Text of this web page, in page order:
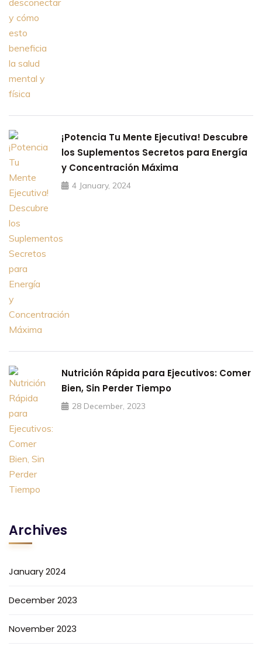
¡Potencia Tu Mente Ejecutiva! Descubre
los Suplementos Secretos para Energía
y Concentración Máxima
4 January, 2024
Nutrición Rápida para Ejecutivos: Comer
Bien, Sin Perder Tiempo
28 December, 2023
Archives
January 2024
December 2023
November 2023